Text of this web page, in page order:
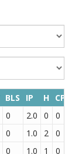
BLS IP H CP
0 2.0 0 0
0 1.0 2 0
0 1.0 1 0